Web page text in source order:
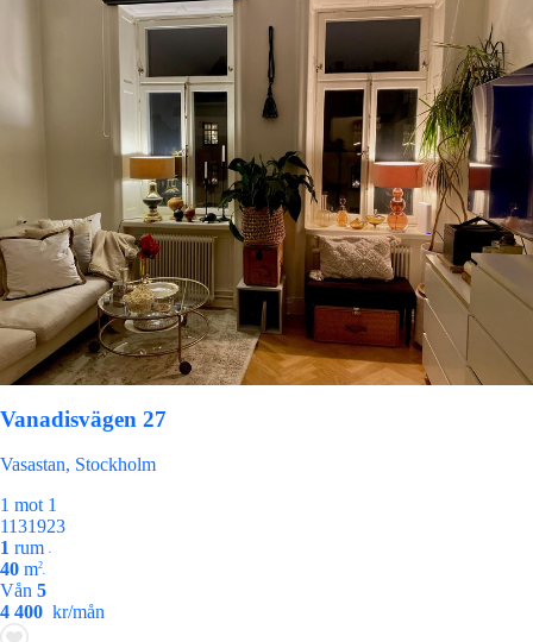
Vanadisvägen 27
Vasastan, Stockholm
1 mot 1
1131923
1 rum •
40 m2
•
Vån 5
4 400 kr/mån